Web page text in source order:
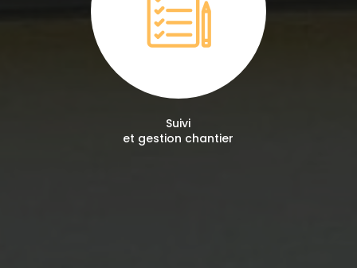
Suivi
et gestion chantier